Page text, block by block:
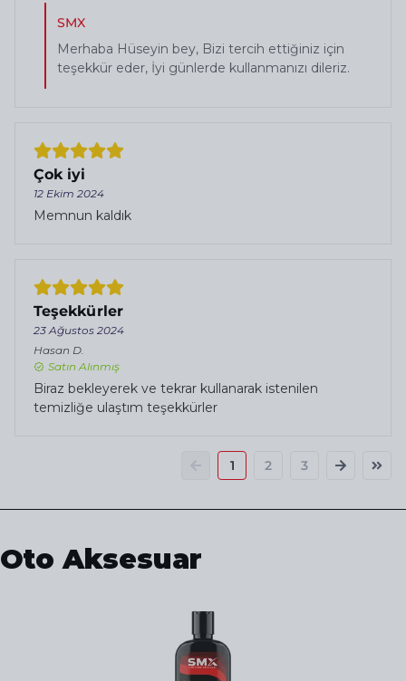
SMX
Merhaba Hüseyin bey, Bizi tercih ettiğiniz için
teşekkür eder, İyi günlerde kullanmanızı dileriz.
Çok iyi
12 Ekim 2024
Memnun kaldık
Teşekkürler
23 Ağustos 2024
Hasan D.
Satın Alınmış
Biraz bekleyerek ve tekrar kullanarak istenilen
temizliğe ulaştım teşekkürler
1 2 3
Oto Aksesuar